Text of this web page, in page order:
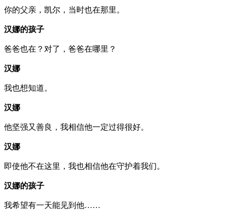
你的父亲，凯尔，当时也在那里。
汉娜的孩子
爸爸也在？对了，爸爸在哪里？
汉娜
我也想知道。
汉娜
他坚强又善良，我相信他一定过得很好。
汉娜
即使他不在这里，我也相信他在守护着我们。
汉娜的孩子
我希望有一天能见到他……